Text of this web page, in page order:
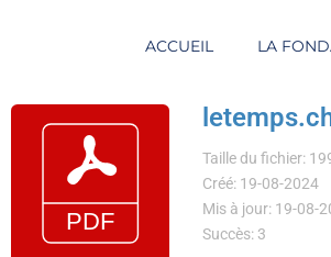
ACCUEIL LA
Taille du fichier:
Créé: 19-08-2024
Mis à jour: 19-08-
Succès: 3